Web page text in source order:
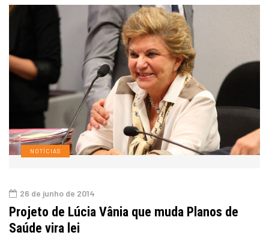
NOTÍCIAS
26 de junho de 2014
Projeto de Lúcia Vânia que muda Planos de
Saúde vira lei